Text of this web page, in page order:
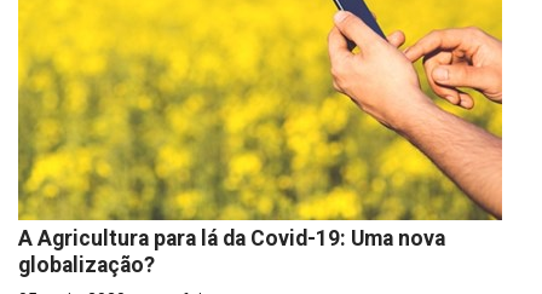
A Agricultura para lá da Covid-19: Uma nova
globalização?